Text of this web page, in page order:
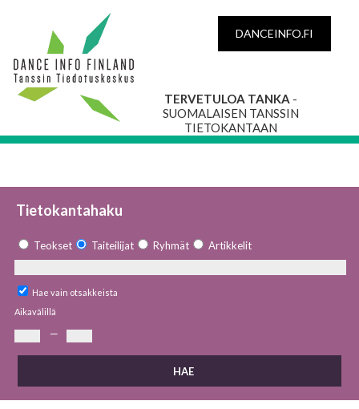
DANCEINFO.FI
TERVETULOA TANKA -
SUOMALAISEN TANSSIN
TIETOKANTAAN
Tietokantahaku
Teokset Taiteilijat Ryhmät Artikkelit
Hae vain otsakkeista
Aikavälillä
—